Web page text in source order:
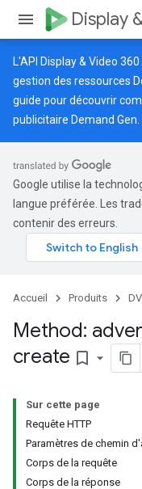
Display
L'API Display & Video
gestion des ressources
guide pour découvrir
publicitaire Demand Gen.
Google utilise la
langue préférée. Les
contenir des erreurs.
Accueil Produits
Method:
create bookmark_border
Sur cette page
Requête HTTP
Paramètres de chemin
Corps de la requête
Corps de la réponse